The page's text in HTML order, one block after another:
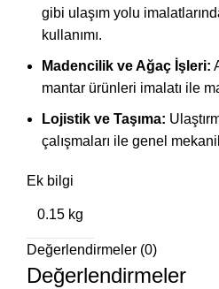
gibi ulaşım yolu
kullanımı.
Madencilik ve Ağaç İşleri:
mantar ürünleri imalatı ile
Lojistik ve Taşıma:
çalışmaları ile genel
Ek bilgi
0.15 kg
Değerlendirmeler (0)
Değerlendirmeler